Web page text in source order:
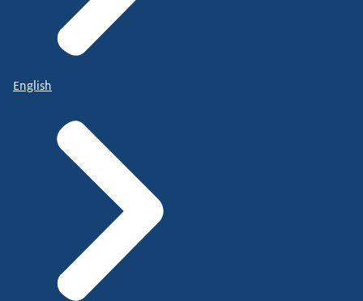
English